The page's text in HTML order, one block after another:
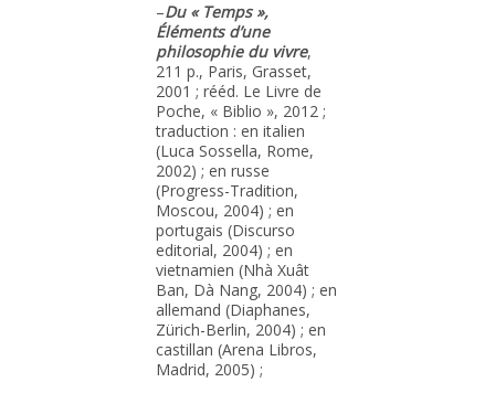
–Du « Temps »,
Éléments d’une
philosophie du vivre,
211 p., Paris, Grasset,
2001 ; rééd. Le Livre de
Poche, « Biblio », 2012 ;
traduction : en italien
(Luca Sossella, Rome,
2002) ; en russe
(Progress-Tradition,
Moscou, 2004) ; en
portugais (Discurso
editorial, 2004) ; en
vietnamien (Nhà Xuât
Ban, Dà Nang, 2004) ; en
allemand (Diaphanes,
Zürich-Berlin, 2004) ; en
castillan (Arena Libros,
Madrid, 2005) ;